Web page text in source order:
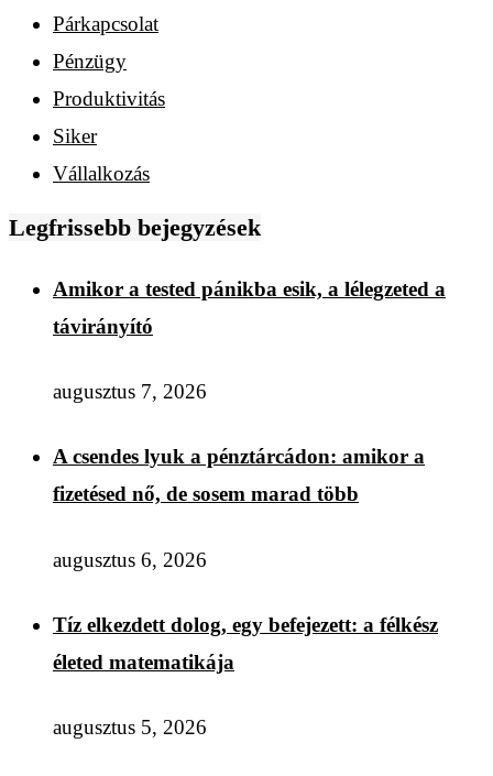
Párkapcsolat
Pénzügy
Produktivitás
Siker
Vállalkozás
Legfrissebb bejegyzések
Amikor a tested pánikba esik, a lélegzeted a
távirányító
augusztus 7, 2026
A csendes lyuk a pénztárcádon: amikor a
fizetésed nő, de sosem marad több
augusztus 6, 2026
Tíz elkezdett dolog, egy befejezett: a félkész
életed matematikája
augusztus 5, 2026